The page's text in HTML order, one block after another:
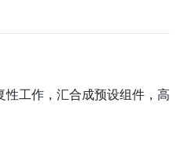
性工作，汇合成预设组件，高